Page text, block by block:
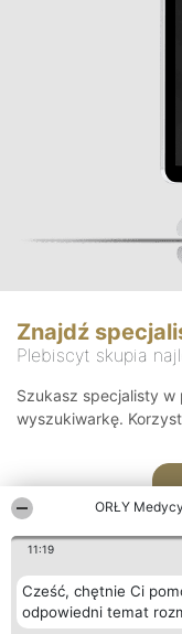
ORŁY
11:19
Cześć, chętnie Ci
odpowiedni temat
Znajdź
Plebiscyt skupia
Szukasz specjalisty w
wyszukiwarkę.